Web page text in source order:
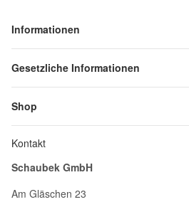
Informationen
Gesetzliche Informationen
Shop
Kontakt
Schaubek GmbH
Am Gläschen 23